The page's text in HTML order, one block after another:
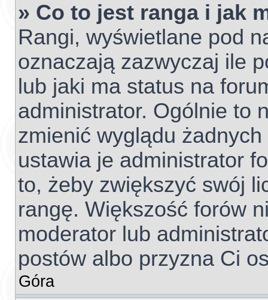
» Co to jest ranga i jak
Rangi, wyświetlane pod
oznaczają zazwyczaj ile
lub jaki ma status na
administrator. Ogólnie to
zmienić wyglądu
ustawia je administrator
to, żeby zwiększyć swój
rangę. Większość forów
moderator lub
postów albo przyzna Ci
Góra